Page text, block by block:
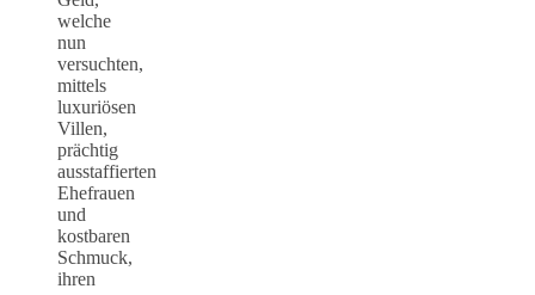
welche
nun
versuchten,
mittels
luxuriösen
Villen,
prächtig
ausstaffierten
Ehefrauen
und
kostbaren
Schmuck,
ihren